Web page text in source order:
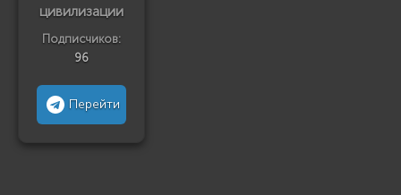
цивилизации
Подписчиков:
96
Перейти